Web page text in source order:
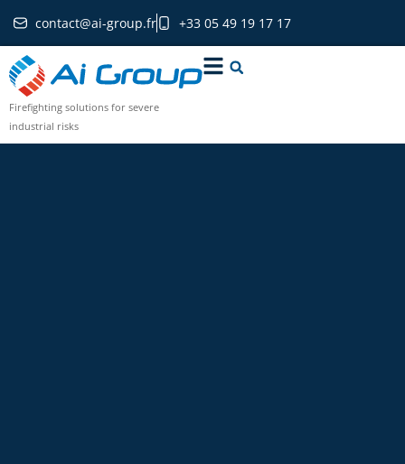
contact@ai-group.fr +33 05 49 19 17 17
Firefighting solutions for severe
industrial risks